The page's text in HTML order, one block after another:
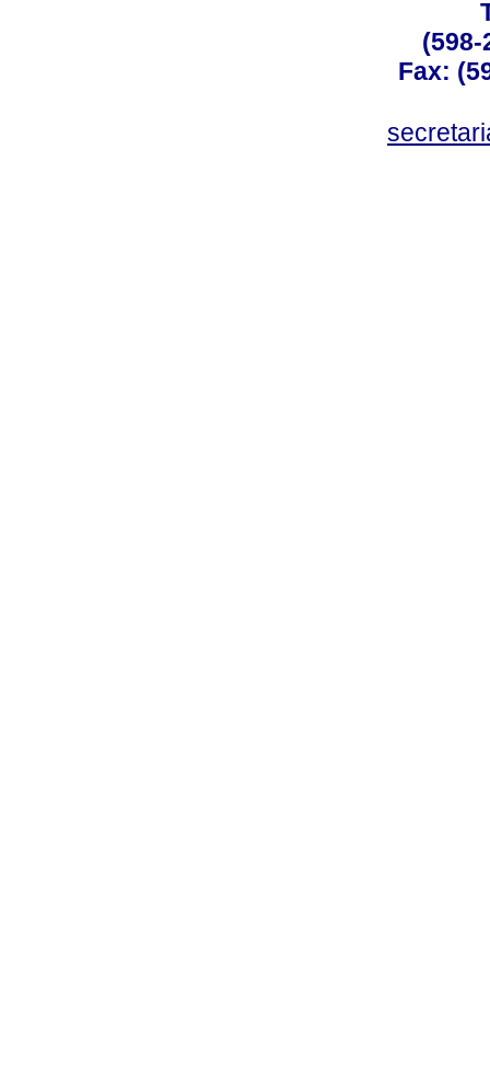
(598-
Fax: